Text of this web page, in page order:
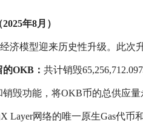
年8月）
济模型迎来历史性升级。此次
OKB： 共计销毁
毁功能，将OKB币的总供应量
Layer网络的唯一原生Gas代币